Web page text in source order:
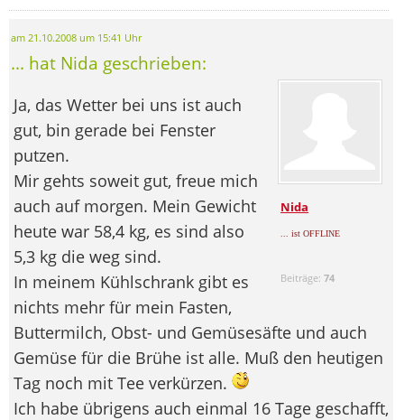
am 21.10.2008 um 15:41 Uhr
... hat Nida geschrieben:
Nida
... ist OFFLINE
Beiträge:74
Ja, das Wetter bei uns ist auch
gut, bin gerade bei Fenster
putzen.
Mir gehts soweit gut, freue mich
auch auf morgen. Mein Gewicht
heute war 58,4 kg, es sind also
5,3 kg die weg sind.
In meinem Kühlschrank gibt es
nichts mehr für mein Fasten,
Buttermilch, Obst- und Gemüsesäfte und auch
Gemüse für die Brühe ist alle. Muß den heutigen
Tag noch mit Tee verkürzen.
Ich habe übrigens auch einmal 16 Tage geschafft,